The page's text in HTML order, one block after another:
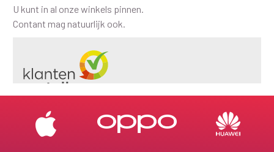
U kunt in al onze winkels pinnen.
Contant mag natuurlijk ook.